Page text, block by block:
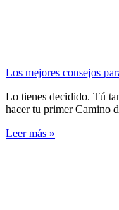
Los mejores consejos
Lo tienes decidido. Tú
hacer tu primer Camino
Leer más »